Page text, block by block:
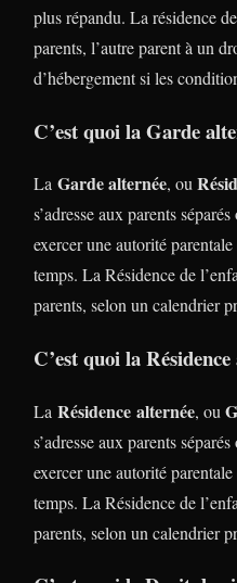
plus répandu. La résidence
parents, l’autre parent à un
d’hébergement si les
C’est quoi la Garde
La Garde alternée, ou
s’adresse aux parents
exercer une autorité
temps. La Résidence de
parents, selon un calendrier
C’est quoi la
La Résidence alternée, ou
s’adresse aux parents
exercer une autorité
temps. La Résidence de
parents, selon un calendrier